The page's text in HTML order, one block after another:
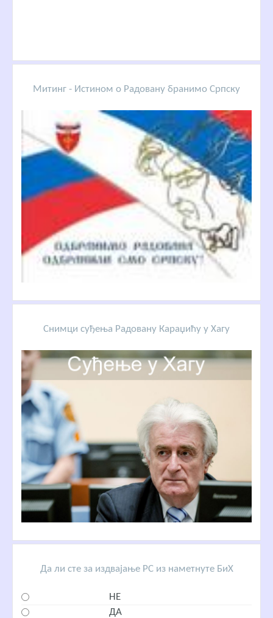
Митинг - Истином о Радовану бранимо Српску
Снимци суђења Радовану Караџићу у Хагу
Да ли сте за издвајање РС из наметнуте БиХ
НЕ
ДА